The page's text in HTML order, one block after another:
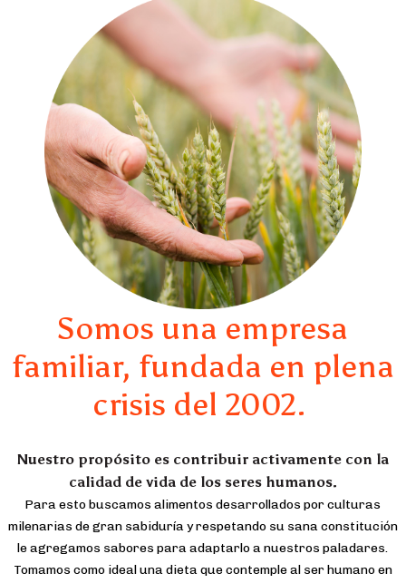
Somos una empresa
familiar, fundada en plena
crisis del 2002.
Nuestro propósito es contribuir activamente con la
calidad de vida de los seres humanos.
Para esto buscamos alimentos desarrollados por culturas
milenarias de gran sabiduría y respetando su sana constitución
le agregamos sabores para adaptarlo a nuestros paladares.
Tomamos como ideal una dieta que contemple al ser humano en